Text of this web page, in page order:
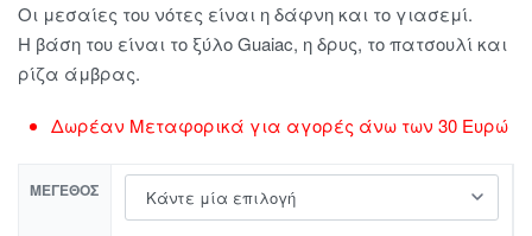
Οι μεσαίες του νότες είναι η δάφνη και το γιασεμί.
Η βάση του είναι το ξύλο Guaiac, η δρυς, το πατσουλί και
ρίζα άμβρας.
Δωρέαν Μεταφορικά για αγορές άνω των 30 Ευρώ
ΜΈΓΕΘΟΣ